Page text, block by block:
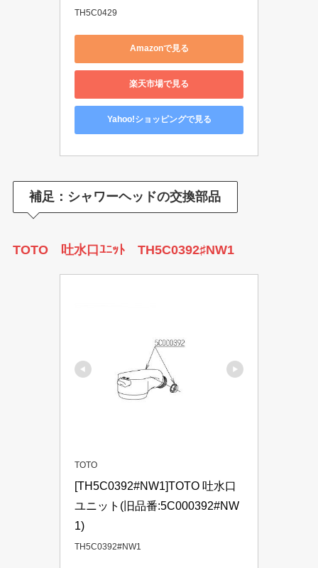
TH5C0429
Amazonで見る
楽天市場で見る
Yahoo!ショッピングで見る
補足：シャワーヘッドの交換部品
TOTO 吐水口ﾕﾆｯﾄ TH5C0392♯NW1
TOTO
[TH5C0392#NW1]TOTO 吐水口
ユニット(旧品番:5C000392#NW
1)
TH5C0392#NW1